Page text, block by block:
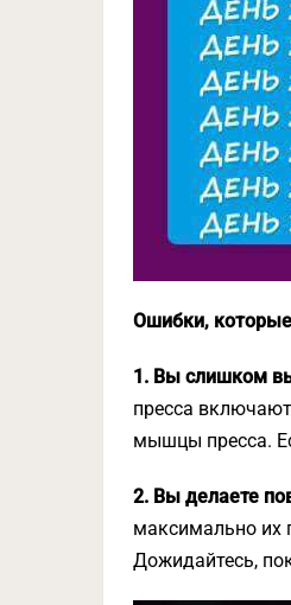
Ошибки,
1. Вы слишком
пресса
мышцы пресса.
2. Вы делаете
максимально их
Дожидайтесь,